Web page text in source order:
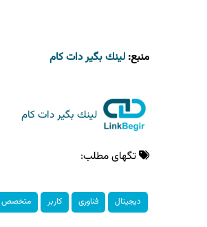
منبع:لینك بگیر دات كام
لینك بگیر دات كام
تگهای مطلب:
دیجیتال فناوری كاربر متخصص